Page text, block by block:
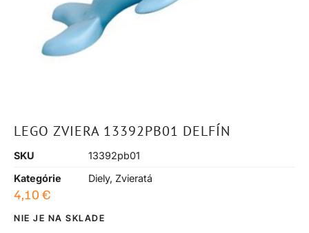
LEGO ZVIERA 13392PB01 DELFÍN
SKU
13392pb01
Kategórie
Diely, Zvieratá
4,10 €
NIE JE NA SKLADE